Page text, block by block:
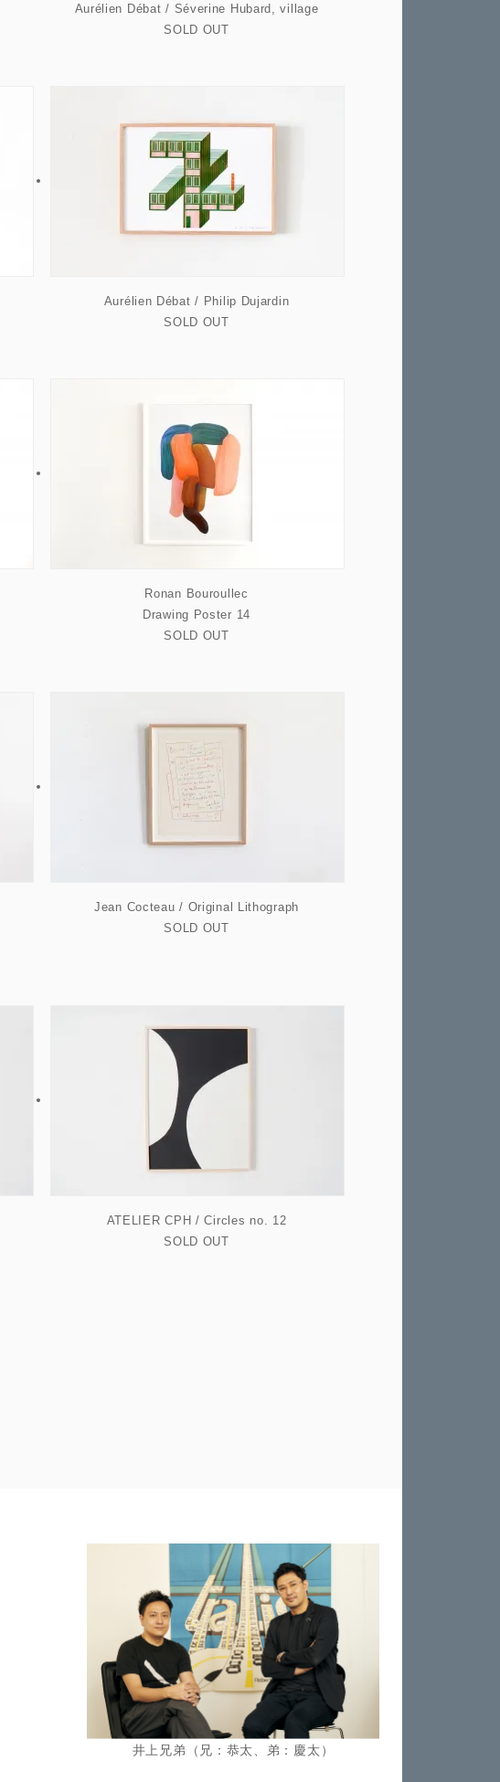
Aurélien Débat / Séverine Hubard, village
SOLD OUT
Aurélien Débat / Philip Dujardin
SOLD OUT
Ronan Bouroullec
Drawing Poster 14
SOLD OUT
Jean Cocteau / Original Lithograph
SOLD OUT
ATELIER CPH / Circles no. 12
SOLD OUT
井上兄弟（兄：恭太、弟：慶太）